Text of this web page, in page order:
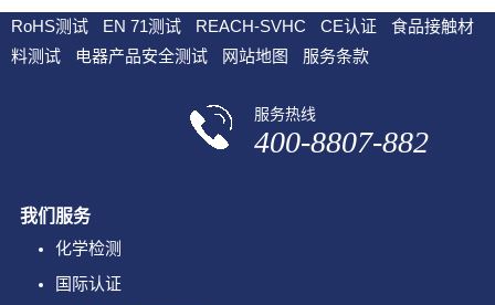
RoHS测试 EN 71测试 REACH-SVHC CE认证
食品接触材
料测试
电器产品安全测试 网站地图 服务条款
服务热线
400-8807-882
我们服务
化学检测
国际认证